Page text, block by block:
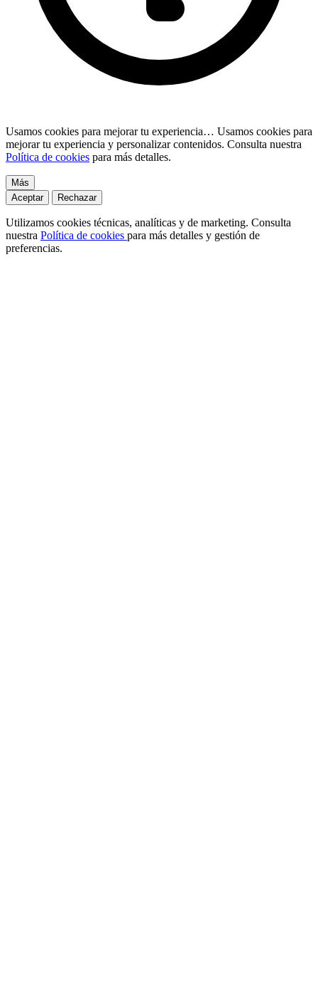
Usamos cookies para mejorar tu experiencia… Usamos cookies para
mejorar tu experiencia y personalizar contenidos. Consulta nuestra
Política de cookies para más detalles.
Más
Aceptar
Rechazar
Utilizamos cookies técnicas, analíticas y de marketing. Consulta
nuestra Política de cookies para más detalles y gestión de
preferencias.